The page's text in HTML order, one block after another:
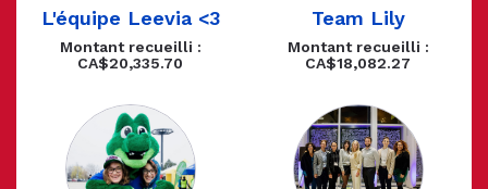
L'équipe Leevia <3
Montant recueilli :
CA$20,335.70
Team Lily
Montant recueilli :
CA$18,082.27